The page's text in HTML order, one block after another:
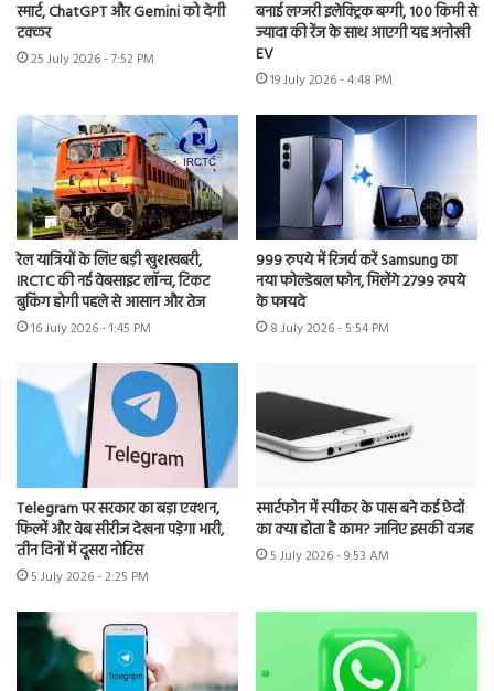
स्मार्ट, ChatGPT और Gemini को देगी
टक्कर
25 July 2026 - 7:52 PM
बनाई लग्जरी इलेक्ट्रिक बग्गी, 100 किमी से
ज्यादा की रेंज के साथ आएगी यह अनोखी
EV
19 July 2026 - 4:48 PM
रेल यात्रियों के लिए बड़ी खुशखबरी,
IRCTC की नई वेबसाइट लॉन्च, टिकट
बुकिंग होगी पहले से आसान और तेज
16 July 2026 - 1:45 PM
999 रुपये में रिजर्व करें Samsung का
नया फोल्डेबल फोन, मिलेंगे 2799 रुपये
के फायदे
8 July 2026 - 5:54 PM
Telegram पर सरकार का बड़ा एक्शन,
फिल्में और वेब सीरीज देखना पड़ेगा भारी,
तीन दिनों में दूसरा नोटिस
5 July 2026 - 2:25 PM
स्मार्टफोन में स्पीकर के पास बने कई छेदों
का क्या होता है काम? जानिए इसकी वजह
5 July 2026 - 9:53 AM